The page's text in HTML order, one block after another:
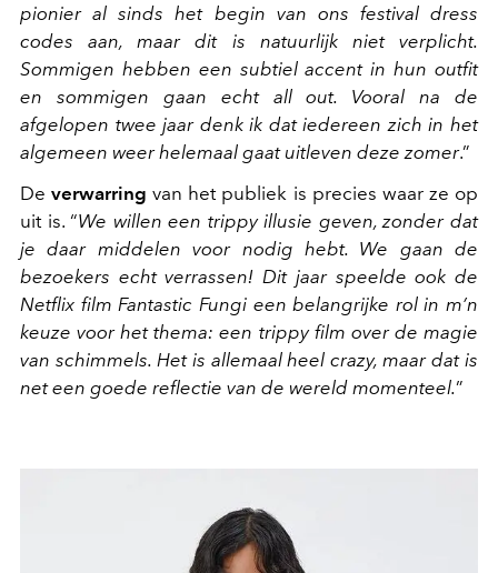
pionier al sinds het begin van ons festival dress
codes aan, maar dit is natuurlijk niet verplicht.
Sommigen hebben een subtiel accent in hun outfit
en sommigen gaan echt all out. Vooral na de
afgelopen twee jaar denk ik dat iedereen zich in het
algemeen weer helemaal gaat uitleven deze zomer.”
Deverwarringvan het publiek is precies waar ze op
uit is. “We willen een trippy illusie geven, zonder dat
je daar middelen voor nodig hebt. We gaan de
bezoekers echt verrassen! Dit jaar speelde ook de
Netflix film Fantastic Fungi een belangrijke rol in m’n
keuze voor het thema: een trippy film over de magie
van schimmels. Het is allemaal heel crazy, maar dat is
net een goede reflectie van de wereld momenteel.”